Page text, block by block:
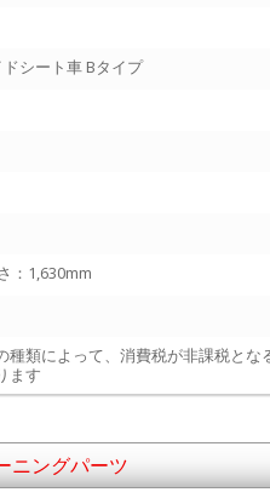
シート車 Bタイプ
：1,630mm
類によって、消費税が非課税と
ます
ニングパーツ